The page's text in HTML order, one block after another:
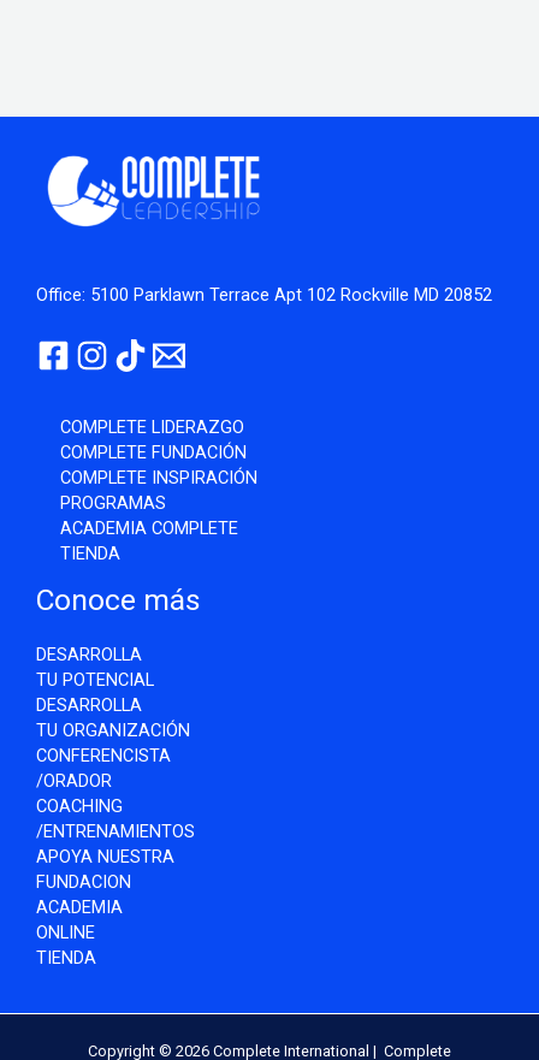
Office: 5100 Parklawn Terrace Apt 102 Rockville MD 20852
COMPLETE LIDERAZGO
COMPLETE FUNDACIÓN
COMPLETE INSPIRACIÓN
PROGRAMAS
ACADEMIA COMPLETE
TIENDA
Conoce más
DESARROLLA
TU POTENCIAL
DESARROLLA
TU ORGANIZACIÓN
CONFERENCISTA
/ORADOR
COACHING
/ENTRENAMIENTOS
APOYA NUESTRA
FUNDACION
ACADEMIA
ONLINE
TIENDA
Copyright © 2026 Complete International | Complete